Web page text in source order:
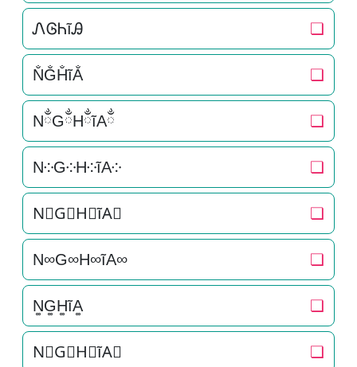
ᏁᎶᏂĩᎯ ❏
N̐G̐H̐ĩA̐ ❏
NྂGྂHྂĩAྂ ❏
N༶G༶H༶ĩA༶ ❏
N⃕G⃕H⃕ĩA⃕ ❏
N∞G∞H∞ĩA∞ ❏
N͚G͚H͚ĩA͚ ❏
N⃒G⃒H⃒ĩA⃒ ❏